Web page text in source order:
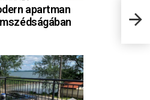
apartman